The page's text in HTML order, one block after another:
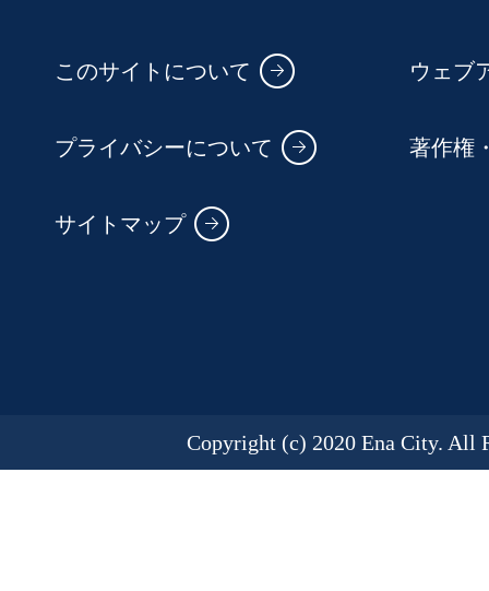
このサイトについて ウェブ
プライバシーについて 著作権
サイトマップ
Copyright (c) 2020 Ena City. All